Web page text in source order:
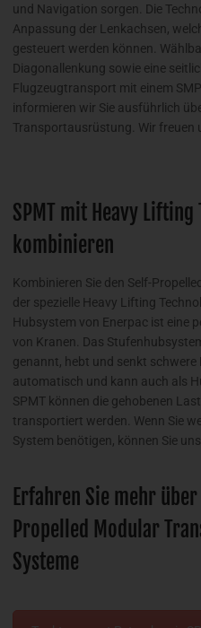
und Navigation sorgen. Die
Anpassung der Lenkachsen,
gesteuert werden können.
Diagonallenkung sowie eine
Flugzeugtransport mit einem
informieren wir Sie ausführlich
Transportausrüstung. Wir freuen
SPMT mit Heavy Lifting
kombinieren
Kombinieren Sie den Self-
der spezielle Heavy Lifting
Hubsystem von Enerpac ist eine
von Kranen. Das
genannt, hebt und senkt schwere
automatisch und kann auch als
SPMT können die gehobenen
transportiert werden. Wenn Sie
System benötigen, können Sie
Erfahren Sie mehr
Propelled Modular
Systeme